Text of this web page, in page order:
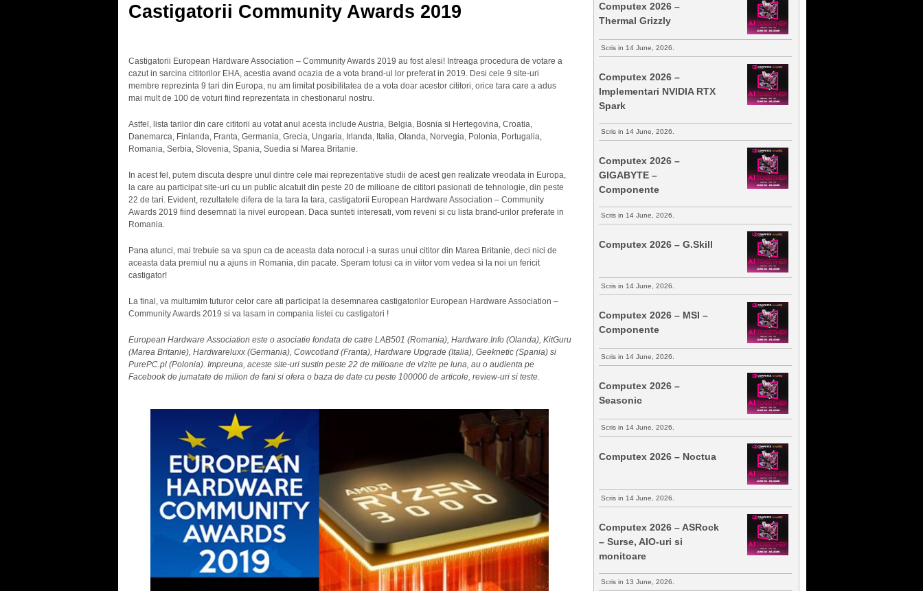
Castigatorii Community Awards 2019
Castigatorii European Hardware Association – Community Awards 2019 au fost alesi! Intreaga procedura de votare a
cazut in sarcina cititorilor EHA, acestia avand ocazia de a vota brand-ul lor preferat in 2019. Desi cele 9 site-uri
membre reprezinta 9 tari din Europa, nu am limitat posibilitatea de a vota doar acestor cititori, orice tara care a adus
mai mult de 100 de voturi fiind reprezentata in chestionarul nostru.
Astfel, lista tarilor din care cititorii au votat anul acesta include Austria, Belgia, Bosnia si Hertegovina, Croatia,
Danemarca, Finlanda, Franta, Germania, Grecia, Ungaria, Irlanda, Italia, Olanda, Norvegia, Polonia, Portugalia,
Romania, Serbia, Slovenia, Spania, Suedia si Marea Britanie.
In acest fel, putem discuta despre unul dintre cele mai reprezentative studii de acest gen realizate vreodata in Europa,
la care au participat site-uri cu un public alcatuit din peste 20 de milioane de cititori pasionati de tehnologie, din peste
22 de tari. Evident, rezultatele difera de la tara la tara, castigatorii European Hardware Association – Community
Awards 2019 fiind desemnati la nivel european. Daca sunteti interesati, vom reveni si cu lista brand-urilor preferate in
Romania.
Pana atunci, mai trebuie sa va spun ca de aceasta data norocul i-a suras unui cititor din Marea Britanie, deci nici de
aceasta data premiul nu a ajuns in Romania, din pacate. Speram totusi ca in viitor vom vedea si la noi un fericit
castigator!
La final, va multumim tuturor celor care ati participat la desemnarea castigatorilor European Hardware Association –
Community Awards 2019 si va lasam in compania listei cu castigatori !
European Hardware Association este o asociatie fondata de catre LAB501 (Romania), Hardware.Info (Olanda), KitGuru
(Marea Britanie), Hardwareluxx (Germania), Cowcotland (Franta), Hardware Upgrade (Italia), Geeknetic (Spania) si
PurePC.pl (Polonia). Impreuna, aceste site-uri sustin peste 22 de milioane de vizite pe luna, au o audienta pe
Facebook de jumatate de milion de fani si ofera o baza de date cu peste 100000 de articole, review-uri si teste.
Computex 2026 –
Thermal Grizzly
Scris in 14 June, 2026.
Computex 2026 –
Implementari NVIDIA RTX
Spark
Scris in 14 June, 2026.
Computex 2026 –
GIGABYTE –
Componente
Scris in 14 June, 2026.
Computex 2026 – G.Skill
Scris in 14 June, 2026.
Computex 2026 – MSI –
Componente
Scris in 14 June, 2026.
Computex 2026 –
Seasonic
Scris in 14 June, 2026.
Computex 2026 – Noctua
Scris in 14 June, 2026.
Computex 2026 – ASRock
– Surse, AIO-uri si
monitoare
Scris in 13 June, 2026.